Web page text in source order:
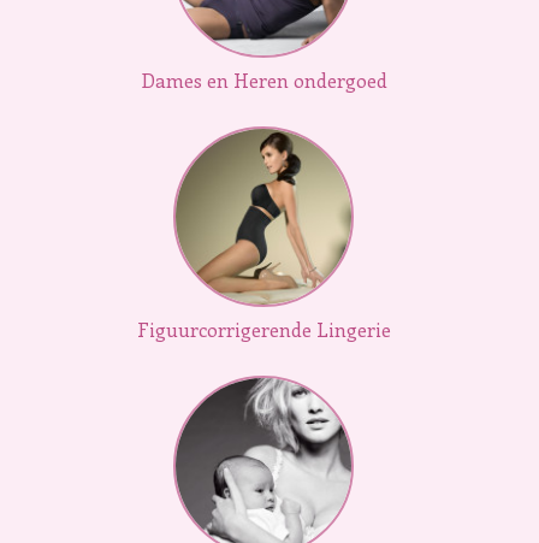
Dames en Heren ondergoed
Figuurcorrigerende Lingerie